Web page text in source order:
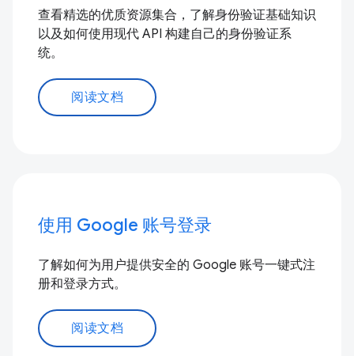
查看精选的优质资源集合，了解身份验证基础知识
以及如何使用现代 API 构建自己的身份验证系
统。
阅读文档
使用 Google 账号登录
了解如何为用户提供安全的 Google 账号一键式注
册和登录方式。
阅读文档